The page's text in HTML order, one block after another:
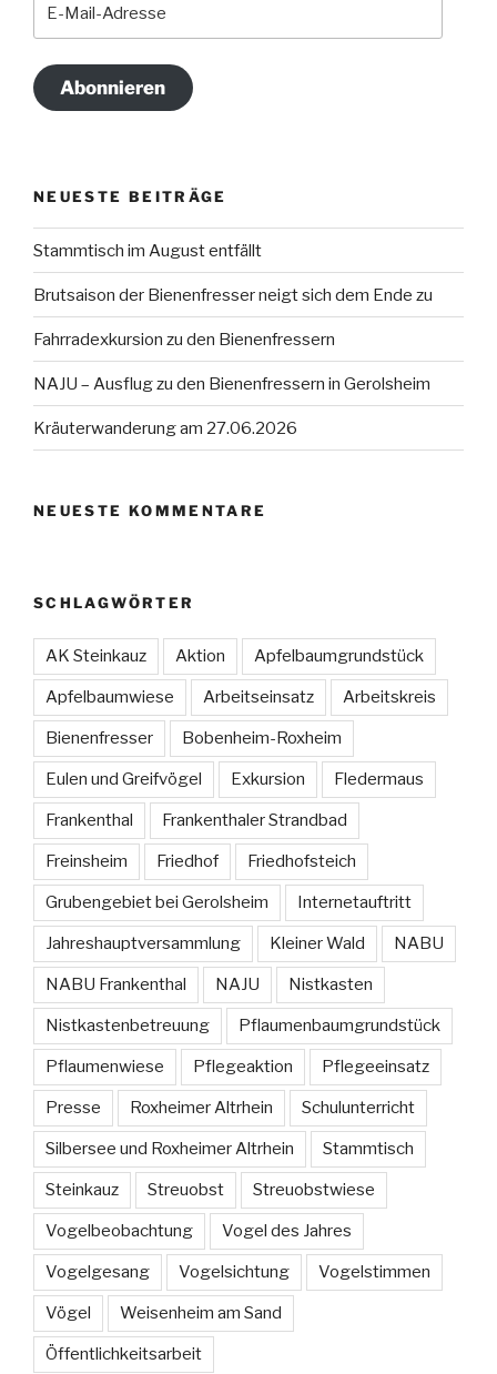
Mail-
Abonnieren
NEUESTE BEITRÄGE
Stammtisch im August entfällt
Brutsaison der Bienenfresser neigt sich dem Ende zu
Fahrradexkursion zu den Bienenfressern
NAJU – Ausflug zu den Bienenfressern in Gerolsheim
Kräuterwanderung am 27.06.2026
NEUESTE KOMMENTARE
SCHLAGWÖRTER
AK Steinkauz Aktion Apfelbaumgrundstück
Apfelbaumwiese Arbeitseinsatz Arbeitskreis
Bienenfresser Bobenheim-Roxheim
Eulen und Greifvögel Exkursion Fledermaus
Frankenthal Frankenthaler Strandbad
Freinsheim Friedhof Friedhofsteich
Grubengebiet bei Gerolsheim Internetauftritt
Jahreshauptversammlung Kleiner Wald NABU
NABU Frankenthal NAJU Nistkasten
Nistkastenbetreuung Pflaumenbaumgrundstück
Pflaumenwiese Pflegeaktion Pflegeeinsatz
Presse Roxheimer Altrhein Schulunterricht
Silbersee und Roxheimer Altrhein Stammtisch
Steinkauz Streuobst Streuobstwiese
Vogelbeobachtung Vogel des Jahres
Vogelgesang Vogelsichtung Vogelstimmen
Vögel Weisenheim am Sand
Öffentlichkeitsarbeit